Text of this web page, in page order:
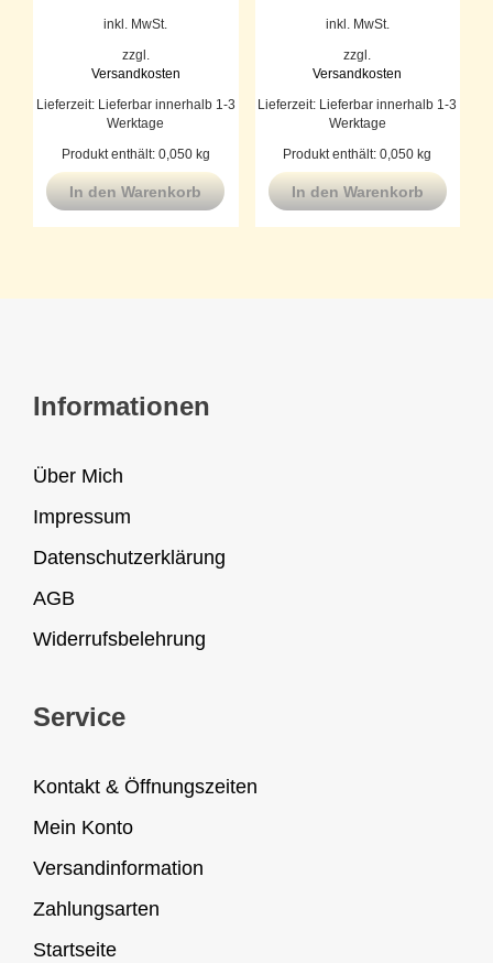
inkl. MwSt.
zzgl.
Versandkosten
Lieferzeit:
Lieferbar innerhalb 1-3
Werktage
Produkt enthält: 0,050 kg
In den Warenkorb
inkl. MwSt.
zzgl.
Versandkosten
Lieferzeit:
Lieferbar innerhalb 1-3
Werktage
Produkt enthält: 0,050 kg
In den Warenkorb
Informationen
Über Mich
Impressum
Datenschutzerklärung
AGB
Widerrufsbelehrung
Service
Kontakt & Öffnungszeiten
Mein Konto
Versandinformation
Zahlungsarten
Startseite